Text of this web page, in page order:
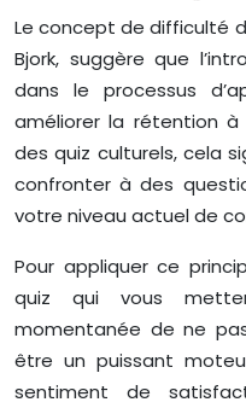
Le concept de difficulté
Bjork, suggère que
dans le processus
améliorer la rétention
des quiz culturels, cela
confronter à des
votre niveau actuel de
Pour appliquer ce
quiz qui vous
momentanée de ne
être un puissant
sentiment de